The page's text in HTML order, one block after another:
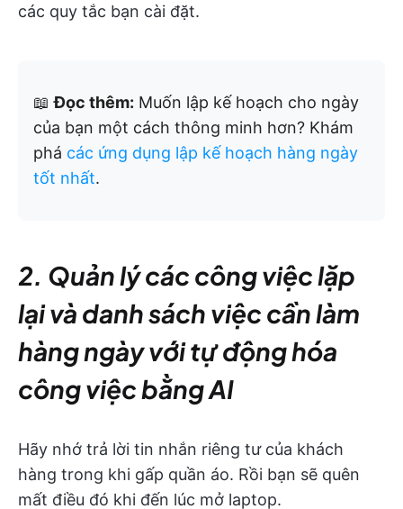
các quy tắc bạn cài đặt.
📖Đọc thêm: Muốn lập kế hoạch cho ngày
của bạn một cách thông minh hơn? Khám
phá các ứng dụng lập kế hoạch hàng ngày
tốt nhất.
2. Quản lý các công việc lặp
lại và danh sách việc cần làm
hàng ngày với tự động hóa
công việc bằng AI
Hãy nhớ trả lời tin nhắn riêng tư của khách
hàng trong khi gấp quần áo. Rồi bạn sẽ quên
mất điều đó khi đến lúc mở laptop.